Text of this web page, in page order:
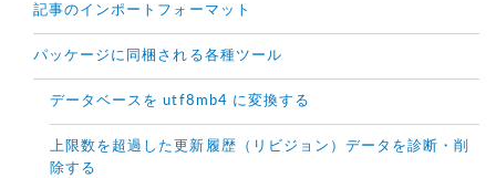
記事のインポートフォーマット
パッケージに同梱される各種ツール
データベースを utf8mb4 に変換する
上限数を超過した更新履歴（リビジョン）データを診断・削
除する